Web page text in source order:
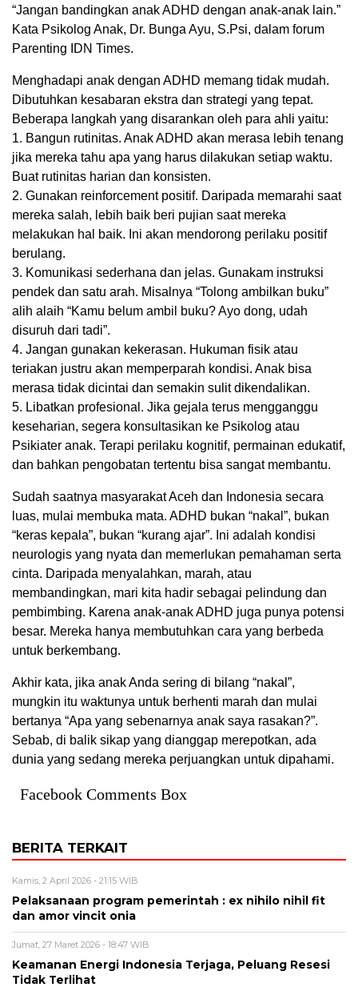
“Jangan bandingkan anak ADHD dengan anak-anak lain.”
Kata Psikolog Anak, Dr. Bunga Ayu, S.Psi, dalam forum
Parenting IDN Times.
Menghadapi anak dengan ADHD memang tidak mudah.
Dibutuhkan kesabaran ekstra dan strategi yang tepat.
Beberapa langkah yang disarankan oleh para ahli yaitu:
1. Bangun rutinitas. Anak ADHD akan merasa lebih tenang
jika mereka tahu apa yang harus dilakukan setiap waktu.
Buat rutinitas harian dan konsisten.
2. Gunakan reinforcement positif. Daripada memarahi saat
mereka salah, lebih baik beri pujian saat mereka
melakukan hal baik. Ini akan mendorong perilaku positif
berulang.
3. Komunikasi sederhana dan jelas. Gunakam instruksi
pendek dan satu arah. Misalnya “Tolong ambilkan buku”
alih alaih “Kamu belum ambil buku? Ayo dong, udah
disuruh dari tadi”.
4. Jangan gunakan kekerasan. Hukuman fisik atau
teriakan justru akan memperparah kondisi. Anak bisa
merasa tidak dicintai dan semakin sulit dikendalikan.
5. Libatkan profesional. Jika gejala terus mengganggu
keseharian, segera konsultasikan ke Psikolog atau
Psikiater anak. Terapi perilaku kognitif, permainan edukatif,
dan bahkan pengobatan tertentu bisa sangat membantu.
Sudah saatnya masyarakat Aceh dan Indonesia secara
luas, mulai membuka mata. ADHD bukan “nakal”, bukan
“keras kepala”, bukan “kurang ajar”. Ini adalah kondisi
neurologis yang nyata dan memerlukan pemahaman serta
cinta. Daripada menyalahkan, marah, atau
membandingkan, mari kita hadir sebagai pelindung dan
pembimbing. Karena anak-anak ADHD juga punya potensi
besar. Mereka hanya membutuhkan cara yang berbeda
untuk berkembang.
Akhir kata, jika anak Anda sering di bilang “nakal”,
mungkin itu waktunya untuk berhenti marah dan mulai
bertanya “Apa yang sebenarnya anak saya rasakan?”.
Sebab, di balik sikap yang dianggap merepotkan, ada
dunia yang sedang mereka perjuangkan untuk dipahami.
Facebook Comments Box
BERITA TERKAIT
Kamis, 2 April 2026 - 21:15 WIB
Pelaksanaan program pemerintah : ex nihilo nihil fit
dan amor vincit onia
Jumat, 27 Maret 2026 - 18:47 WIB
Keamanan Energi Indonesia Terjaga, Peluang Resesi
Tidak Terlihat